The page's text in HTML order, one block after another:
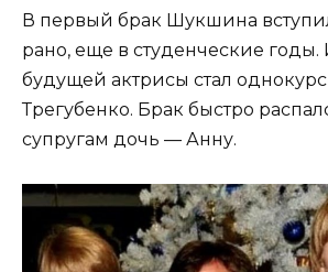
В первый брак Шукшина
рано, еще в студенческие
будущей актрисы стал
Трегубенко. Брак быстро
супругам дочь — Анну.